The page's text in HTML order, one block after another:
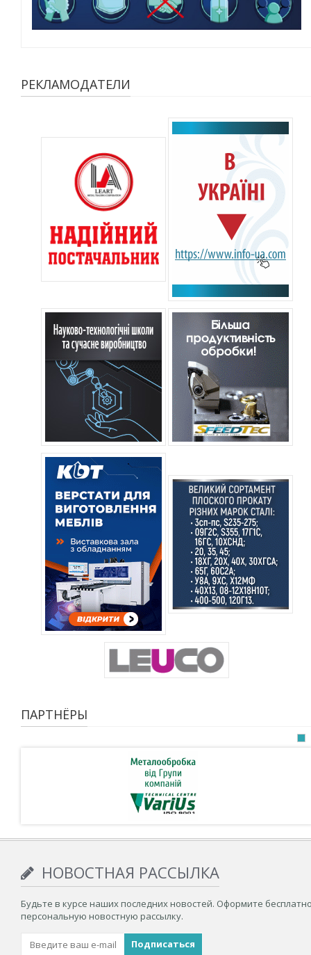
РЕКЛАМОДАТЕЛИ
ПАРТНЁРЫ
НОВОСТНАЯ РАССЫЛКА
Будьте в курсе наших последних новостей. Оформите
персональную новостную рассылку.